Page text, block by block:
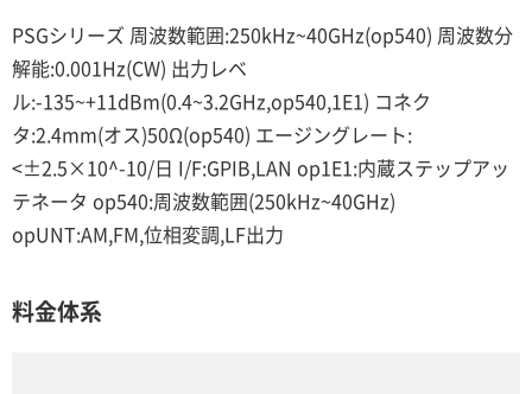
PSGシリーズ 周波数範囲:250kHz~40GHz(op540) 周波数分
解能:0.001Hz(CW) 出力レベ
ル:-135~+11dBm(0.4~3.2GHz,op540,1E1) コネク
タ:2.4mm(オス)50Ω(op540) エージングレート:
<±2.5×10^-10/日 I/F:GPIB,LAN op1E1:内蔵ステップアッ
テネータ op540:周波数範囲(250kHz~40GHz)
opUNT:AM,FM,位相変調,LF出力
料金体系